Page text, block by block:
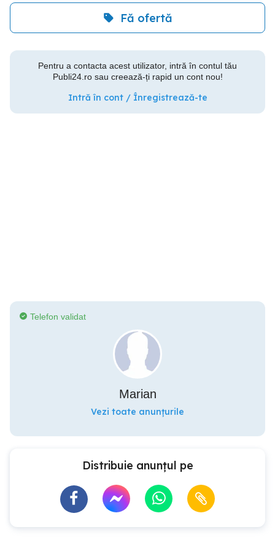
Fă ofertă
Pentru a contacta acest utilizator, intră în contul tău
Publi24.ro sau creează-ți rapid un cont nou!
Intră în cont / Înregistrează-te
Telefon validat
Marian
Vezi toate anunțurile
Distribuie anunțul pe